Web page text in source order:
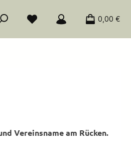
0,00 €
Vereinsname am Rücken.